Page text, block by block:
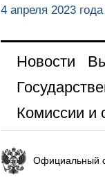
4 апреля 2023 года
Новости
Комиссии и
Официальный